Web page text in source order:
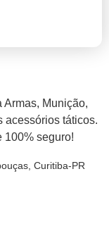
Armas, Munição,
acessórios táticos.
100% seguro!
Curitiba-PR